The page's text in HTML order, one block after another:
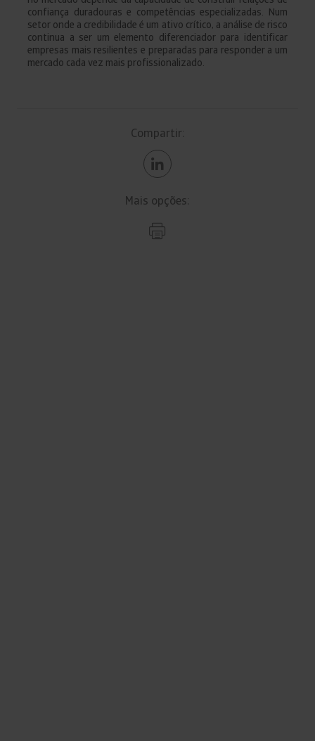
confiança duradouras e competências especializadas. Num
setor onde a credibilidade é um ativo crítico, a análise de risco
continua a ser um elemento diferenciador para identificar
empresas mais resilientes e preparadas para responder a um
mercado cada vez mais profissionalizado.
Compartir:
Mais opções: